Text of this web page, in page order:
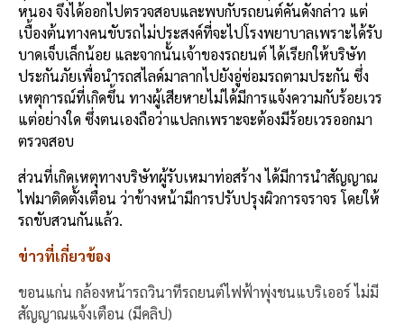
หนอง จึงได้ออกไปตรวจสอบและพบกับรถยนต์คันดังกล่าว แต่
เบื้องต้นทางคนขับรถไม่ประสงค์ที่จะไปโรงพยาบาลเพราะได้รับ
บาดเจ็บเล็กน้อย และจากนั้นเจ้าของรถยนต์ ได้เรียกให้บริษัท
ประกันภัยเพื่อนำรถสไลด์มาลากไปยังอู่ซ่อมรถตามประกัน ซึ่ง
เหตุการณ์ที่เกิดขึ้น ทางผู้เสียหายไม่ได้มีการแจ้งความกับร้อยเวร
แต่อย่างใด ซึ่งตนเองถือว่าแปลกเพราะจะต้องมีร้อยเวรออกมา
ตรวจสอบ
ส่วนที่เกิดเหตุทางบริษัทผู้รับเหมาท่อสร้าง ได้มีการนำสัญญาณ
ไฟมาติดตั้งเตือน ว่าข้างหน้ามีการปรับปรุงผิวการจราจร โดยให้
รถขับสวนกันแล้ว.
ข่าวที่เกี่ยวข้อง
ขอนแก่น กล้องหน้ารถวินาทีรถยนต์ไฟฟ้าพุ่งชนแบริเออร์ ไม่มี
สัญญาณแจ้งเตือน (มีคลิป)